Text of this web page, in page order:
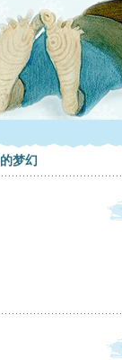
梦幻